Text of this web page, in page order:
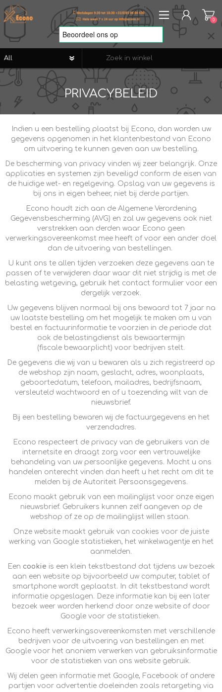
REGISTREREN
AANMELDEN
VERLANGLIJST
0
0
PRIVACYBELEID
Indien u een bestelling plaatst bij Econo, dan worden uw
gegevens opgenomen in het klantenbestand van Econo
om uitvoering te kunnen geven aan uw bestelling.
De bescherming van privacy vinden wij zeer belangrijk. Onze
applicaties en systemen zijn beveiligd conform de eisen van
de huidige wet- en regelgeving. Opslag van uw gegevens is
bij ons in eigen beheer, niet bij derde partijen.
Econo houdt zich aan de Algemene Verordening
Gegevensbescherming (AVG) en zal uw gegevens ook niet
verstrekken aan derden waar Econo geen
verwerkingsovereenkomst mee heeft of voor een ander doel
dan de uitvoering van bestellingen.
U kunt ons te allen tijden verzoeken deze gegevens aan te
passen of te verwijderen daar waar dit niet strijdig is met de
belasting wetgeving, gebruik het contact formulier voor een
dergelijk verzoek.
Uw gegevens blijven normaal bij ons bewaard tot 7 jaar na
uw laatste bestelling om het mogelijk te maken om u van
bestel en factuurinformatie te voorzien in de periode dat
ook de belastingdienst als bewaartermijn
(fiscale bewaarplicht) voor bedrijven stelt.
De gegevens die wij van u bewaren als u zich registreerd op
de webshop zijn naam, geslacht, adres, woonplaats,
geboortedatum, telefoon, mailadres, bedrijfsnaam,
versleuteld wachtwoord en of u toezending wilt van de
nieuwsbrief.
Bij een bestelling bewaren wij de factuurgegevens en het
verzendadres.
Econo respecteert de privacy van de gebruikers van de
internetsite en draagt zorg voor een vertrouwelijke
behandeling van uw persoonlijke gegevens. Mocht u ons
handelen onterecht vinden dan heeft u het recht om dit te
melden bij de Autoriteit Persoonsgegevens.
Econo maakt gebruik van een mailinglijst voor onze eigen
nieuwsbrief. Gebruikers kunnen zelf aangeven op de
webshop of ze op de mailinglijst willen staan.
Onze website maakt gebruik van cookies voor de juiste
werking van Google statistieken, het winkelwagentje en het
aanmelden.
Een cookie is een klein tekstbestand dat tijdens uw bezoek
aan een website op bijvoorbeeld uw computer, tablet of
smartphone wordt geplaatst. In dit tekstbestand wordt
informatie opgeslagen. Deze informatie kan bij een later
bezoek weer worden herkend door onze website of door
Google voor de statistieken.
Econo heeft verwerkingsovereenkomsten met verschillende
bedrijven voor de uitvoering van bestellingen en met
Google voor het anoniem verwerken van gebruiksinformatie
voor de statistieken van ons website gebruik.
Wij delen geen informatie met Google, Facebook of andere
partijen voor advertentie doeleinden zoals retargeting via